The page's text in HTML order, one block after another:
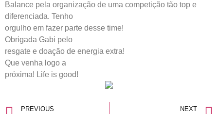
Balance pela organização de uma competição tão top e
diferenciada. Tenho
orgulho em fazer parte desse time!
Obrigada Gabi pelo
resgate e doação de energia extra!
Que venha logo a
próxima! Life is good!
PREVIOUS NEXT